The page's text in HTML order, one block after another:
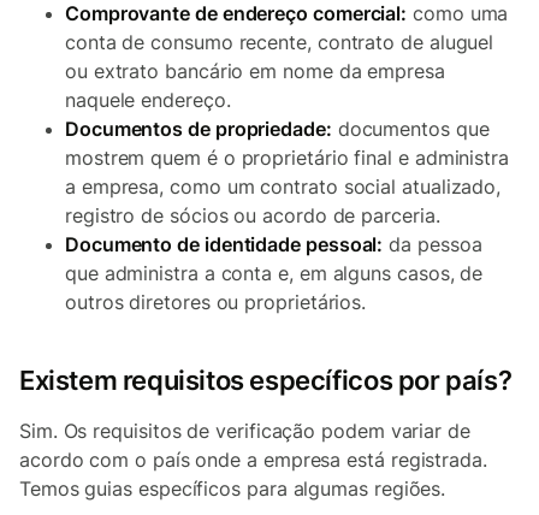
Comprovante de endereço comercial: como uma
conta de consumo recente, contrato de aluguel
ou extrato bancário em nome da empresa
naquele endereço.
Documentos de propriedade: documentos que
mostrem quem é o proprietário final e administra
a empresa, como um contrato social atualizado,
registro de sócios ou acordo de parceria.
Documento de identidade pessoal: da pessoa
que administra a conta e, em alguns casos, de
outros diretores ou proprietários.
Existem requisitos específicos por país?
Sim. Os requisitos de verificação podem variar de
acordo com o país onde a empresa está registrada.
Temos guias específicos para algumas regiões.